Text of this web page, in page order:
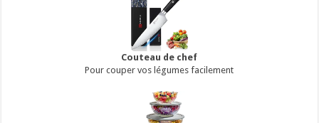
Couteau de chef
Pour couper vos légumes facilement